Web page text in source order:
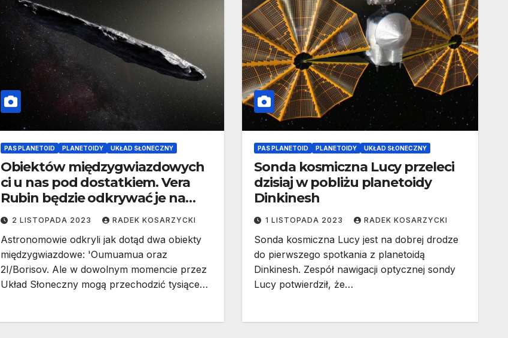
PAS PLANETOID PLANETOIDY UKŁAD SŁONECZNY
Obiektów międzygwiazdowych
ci u nas pod dostatkiem. Vera
Rubin będzie odkrywać je na
pęczki
2 LISTOPADA 2023 RADEK KOSARZYCKI
Astronomowie odkryli jak dotąd dwa obiekty
międzygwiazdowe: 'Oumuamua oraz
2I/Borisov. Ale w dowolnym momencie przez
Układ Słoneczny mogą przechodzić tysiące…
PAS PLANETOID PLANETOIDY UKŁAD SŁONECZNY
Sonda kosmiczna Lucy przeleci
dzisiaj w pobliżu planetoidy
Dinkinesh
1 LISTOPADA 2023 RADEK KOSARZYCKI
Sonda kosmiczna Lucy jest na dobrej drodze
do pierwszego spotkania z planetoidą
Dinkinesh. Zespół nawigacji optycznej sondy
Lucy potwierdził, że…